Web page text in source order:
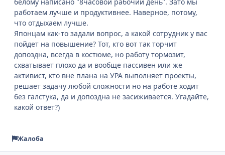
работаем лучше и продуктивнее. Наверное, потому,
что отдыхаем лучше.
Японцам как-то задали вопрос, а какой сотрудник у вас
пойдет на повышение? Тот, кто вот так торчит
допоздна, всегда в костюме, но работу тормозит,
схватывает плохо да и вообще пассивен или же
активист, кто вне плана на УРА выполняет проекты,
решает задачу любой сложности но на работе ходит
без галстука, да и допоздна не засиживается. Угадайте,
какой ответ?)
Жалоба